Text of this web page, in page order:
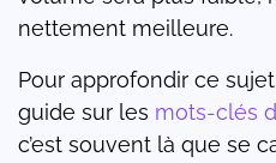
nettement meilleure.
Pour approfondir ce
guide sur les mots-clés
c’est souvent là que se